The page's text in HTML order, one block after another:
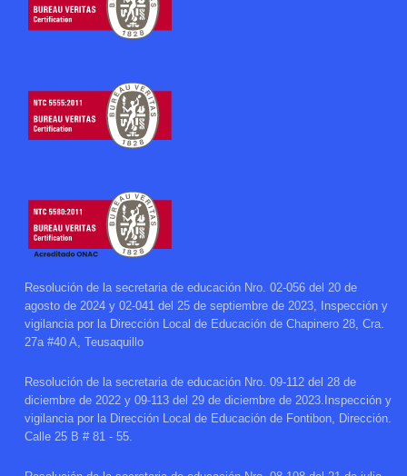
Resolución de la secretaria de educación Nro. 02-056 del 20 de
agosto de 2024 y 02-041 del 25 de septiembre de 2023, Inspección y
vigilancia por la Dirección Local de Educación de Chapinero 28, Cra.
27a #40 A, Teusaquillo
Resolución de la secretaria de educación Nro. 09-112 del 28 de
diciembre de 2022 y 09-113 del 29 de diciembre de 2023.Inspección y
vigilancia por la Dirección Local de Educación de Fontibon, Dirección.
Calle 25 B # 81 - 55.